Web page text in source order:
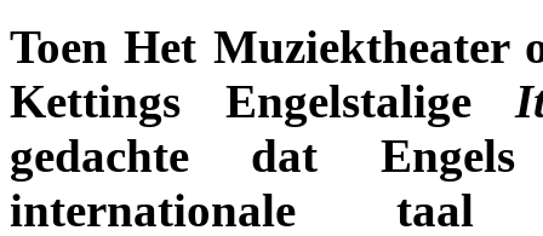
Toen Het Muziektheater
Kettings Engelstalige
gedachte dat
internationale